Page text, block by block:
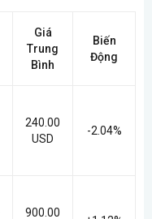
Giá
Trung
Bình
Biến
Động
240.00
USD
-2.04%
900.00